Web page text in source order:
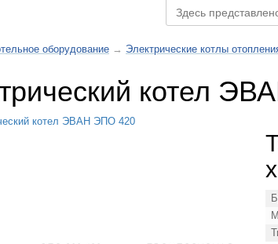
оборудование → Электрические котлы
котел